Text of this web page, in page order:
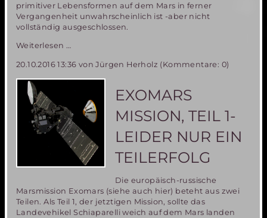
primitiver Lebensformen auf dem Mars in ferner
Vergangenheit unwahrscheinlich ist -aber nicht
vollständig ausgeschlossen.
Weiterlesen …
Bergamo-
früheres
dem
Mars
ist
unwahrscheinlich
aber
nicht
20.10.2016 13:36 von Jürgen Herholz (Kommentare: 0)
EXOMARS
MISSION, TEIL 1-
LEIDER NUR EIN
TEILERFOLG
Die europäisch-russische
Marsmission Exomars (siehe auch hier) beteht aus zwei
Teilen. Als Teil 1, der jetztigen Mission, sollte das
Landevehikel Schiaparelli weich auf dem Mars landen